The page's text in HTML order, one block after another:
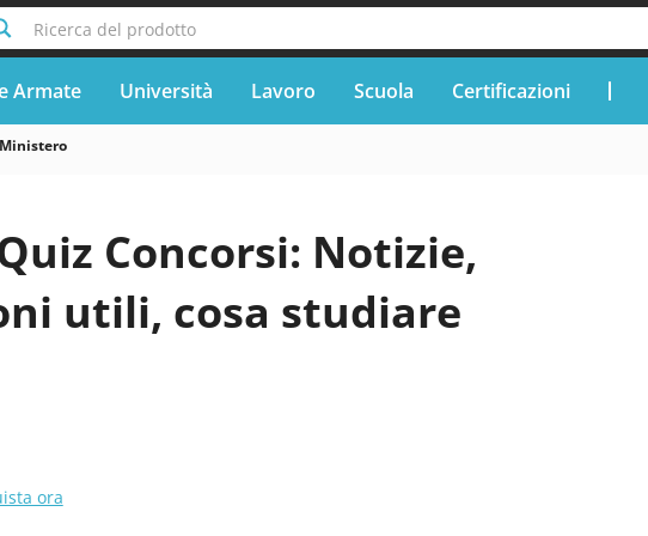
Ricerca del prodotto
Armate Università Lavoro Scuola Certificazioni
Ministero
Concorsi: Notizie,
utili, cosa studiare
ora